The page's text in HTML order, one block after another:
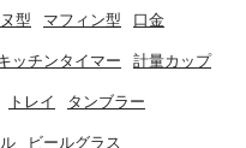
型 マフィン型 口金
ッチンタイマー 計量カップ
トレイ タンブラー
ビールグラス